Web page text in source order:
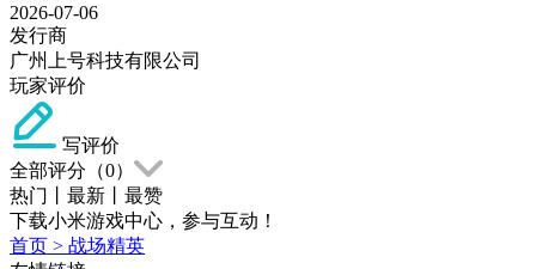
2026-07-06
发行商
广州上号科技有限公司
玩家评价
写评价
全部评分（0）
热门
最新
最赞
下载小米游戏中心，参与互动！
首页 > 战场精英